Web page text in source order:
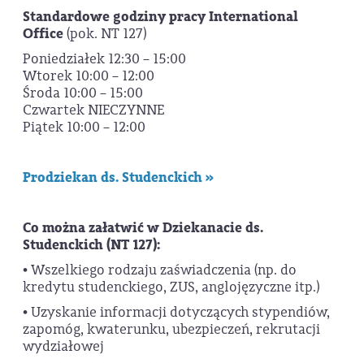
Standardowe godziny pracy International
Office(pok. NT 127)
Poniedziałek 12:30 – 15:00
Wtorek 10:00 – 12:00
Środa 10:00 – 15:00
Czwartek NIECZYNNE
Piątek 10:00 – 12:00
Prodziekan ds. Studenckich »
Co można załatwić w Dziekanacie ds.
Studenckich (NT 127):
• Wszelkiego rodzaju zaświadczenia (np. do
kredytu studenckiego, ZUS, anglojęzyczne itp.)
• Uzyskanie informacji dotyczących stypendiów,
zapomóg, kwaterunku, ubezpieczeń, rekrutacji
wydziałowej